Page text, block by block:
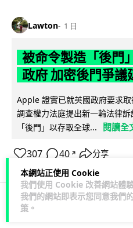
本網站正使用 Cookie
我們使用 Cookie 改善網站體
我們的網站即表示您同意我們
策 。
Lawton 1 日
被命令製造「後門
政府 加密後門爭議
Apple 證實已就英國政府要求
調查權力法庭提出新一輪法律
「後門」以存取全球...
閱讀全
307 40 ↗ 分享
科技娛樂